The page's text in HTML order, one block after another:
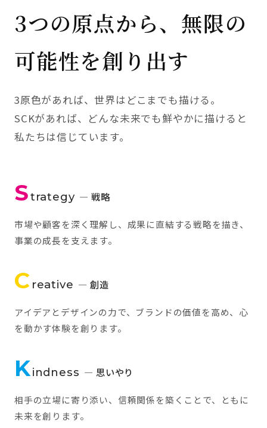
3つの原点から、無限の
可能性を創り出す
3原色があれば、世界はどこまでも描ける。
SCKがあれば、どんな未来でも鮮やかに描けると
私たちは信じています。
Strategy — 戦略
市場や顧客を深く理解し、成果に直結する戦略を描き、
事業の成長を支えます。
C reative — 創造
アイデアとデザインの力で、ブランドの価値を高め、心
を動かす体験を創ります。
Kindness — 思いやり
相手の立場に寄り添い、信頼関係を築くことで、ともに
未来を創ります。